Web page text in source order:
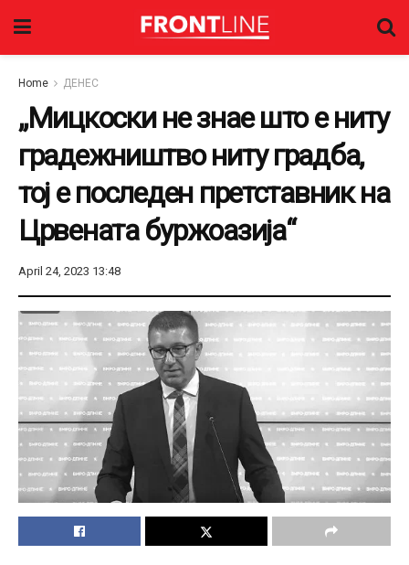
Home ДЕНЕС
„Мицкоски не знае што е ниту
градежништво ниту градба,
тој е последен претставник на
Црвената буржоазија“
April 24, 2023 13:48